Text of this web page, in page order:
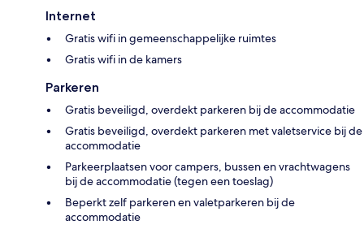
Internet
Gratis wifi in gemeenschappelijke ruimtes
Gratis wifi in de kamers
Parkeren
Gratis beveiligd, overdekt parkeren bij de accommodatie
Gratis beveiligd, overdekt parkeren met valetservice bij de
accommodatie
Parkeerplaatsen voor campers, bussen en vrachtwagens
bij de accommodatie (tegen een toeslag)
Beperkt zelf parkeren en valetparkeren bij de
accommodatie